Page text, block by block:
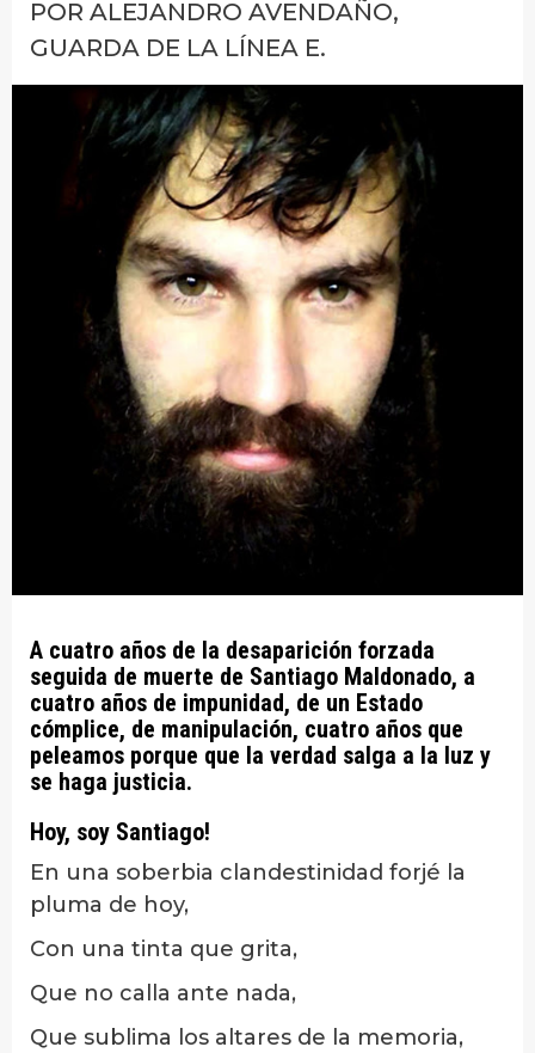
POR ALEJANDRO AVENDAÑO,
GUARDA DE LA LÍNEA E.
A cuatro años de la desaparición forzada
seguida de muerte de Santiago Maldonado, a
cuatro años de impunidad, de un Estado
cómplice, de manipulación, cuatro años que
peleamos porque que la verdad salga a la luz y
se haga justicia.
Hoy, soy Santiago!
En una soberbia clandestinidad forjé la
pluma de hoy,
Con una tinta que grita,
Que no calla ante nada,
Que sublima los altares de la memoria,